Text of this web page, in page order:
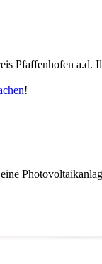
Pfaffenhofen a.d.
!